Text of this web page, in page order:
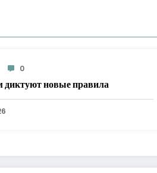
0
диктуют новые правила